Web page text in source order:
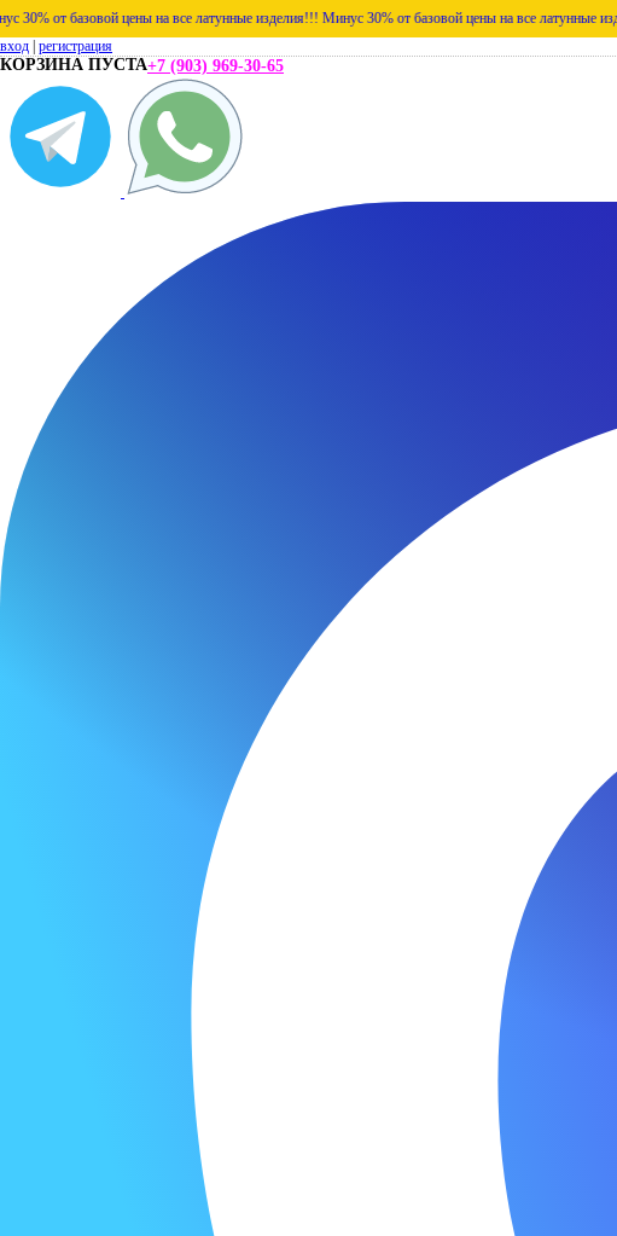
цены на все латунные изделия!!! Минус 30% от базовой цены на все латунные изделия!!!
вход регистрация
КОРЗИНА ПУСТА+7 (903) 969-30-65